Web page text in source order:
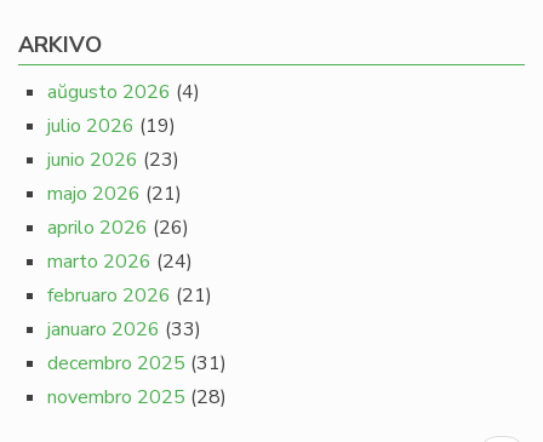
ARKIVO
aŭgusto 2026 (4)
julio 2026 (19)
junio 2026 (23)
majo 2026 (21)
aprilo 2026 (26)
marto 2026 (24)
februaro 2026 (21)
januaro 2026 (33)
decembro 2025 (31)
novembro 2025 (28)